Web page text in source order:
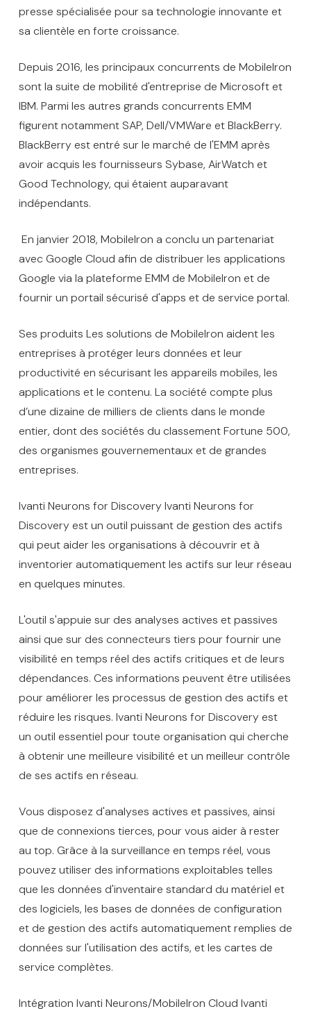
presse spécialisée pour sa technologie innovante et
sa clientèle en forte croissance.
Depuis 2016, les principaux concurrents de MobileIron
sont la suite de mobilité d'entreprise de Microsoft et
IBM. Parmi les autres grands concurrents EMM
figurent notamment SAP, Dell/VMWare et BlackBerry.
BlackBerry est entré sur le marché de l'EMM après
avoir acquis les fournisseurs Sybase, AirWatch et
Good Technology, qui étaient auparavant
indépendants.
En janvier 2018, MobileIron a conclu un partenariat
avec Google Cloud afin de distribuer les applications
Google via la plateforme EMM de MobileIron et de
fournir un portail sécurisé d'apps et de service portal.
Ses produits Les solutions de MobileIron aident les
entreprises à protéger leurs données et leur
productivité en sécurisant les appareils mobiles, les
applications et le contenu. La société compte plus
d’une dizaine de milliers de clients dans le monde
entier, dont des sociétés du classement Fortune 500,
des organismes gouvernementaux et de grandes
entreprises.
Ivanti Neurons for Discovery Ivanti Neurons for
Discovery est un outil puissant de gestion des actifs
qui peut aider les organisations à découvrir et à
inventorier automatiquement les actifs sur leur réseau
en quelques minutes.
L'outil s'appuie sur des analyses actives et passives
ainsi que sur des connecteurs tiers pour fournir une
visibilité en temps réel des actifs critiques et de leurs
dépendances. Ces informations peuvent être utilisées
pour améliorer les processus de gestion des actifs et
réduire les risques. Ivanti Neurons for Discovery est
un outil essentiel pour toute organisation qui cherche
à obtenir une meilleure visibilité et un meilleur contrôle
de ses actifs en réseau.
Vous disposez d'analyses actives et passives, ainsi
que de connexions tierces, pour vous aider à rester
au top. Grâce à la surveillance en temps réel, vous
pouvez utiliser des informations exploitables telles
que les données d'inventaire standard du matériel et
des logiciels, les bases de données de configuration
et de gestion des actifs automatiquement remplies de
données sur l'utilisation des actifs, et les cartes de
service complètes.
Intégration Ivanti Neurons/MobileIron Cloud Ivanti